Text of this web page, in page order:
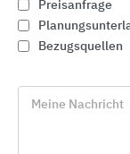
zur
Preisanfrage
Bezugsquellen
Meine Nachricht